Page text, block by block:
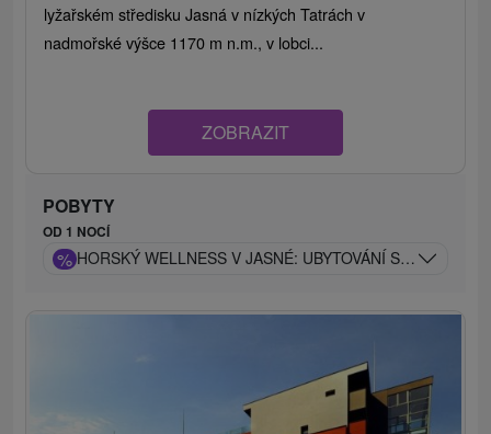
lyžařském středisku Jasná v nízkých Tatrách v
nadmořské výšce 1170 m n.m., v lobci...
ZOBRAZIT
POBYTY
OD 1 NOCÍ
% HORSKÝ WELLNESS V JASNÉ: UBYTOVÁNÍ S